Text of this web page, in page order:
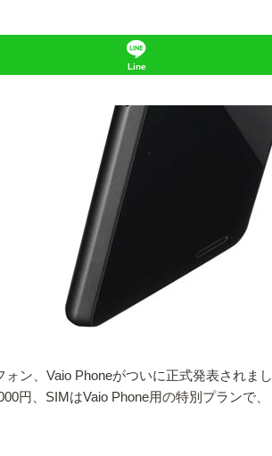
Line
ン、Vaio Phoneがついに正式発表されまし
円、SIMはVaio Phone用の特別プラン